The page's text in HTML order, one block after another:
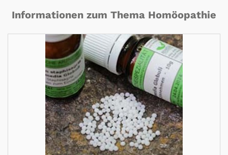
Informationen zum Thema Homöopathie